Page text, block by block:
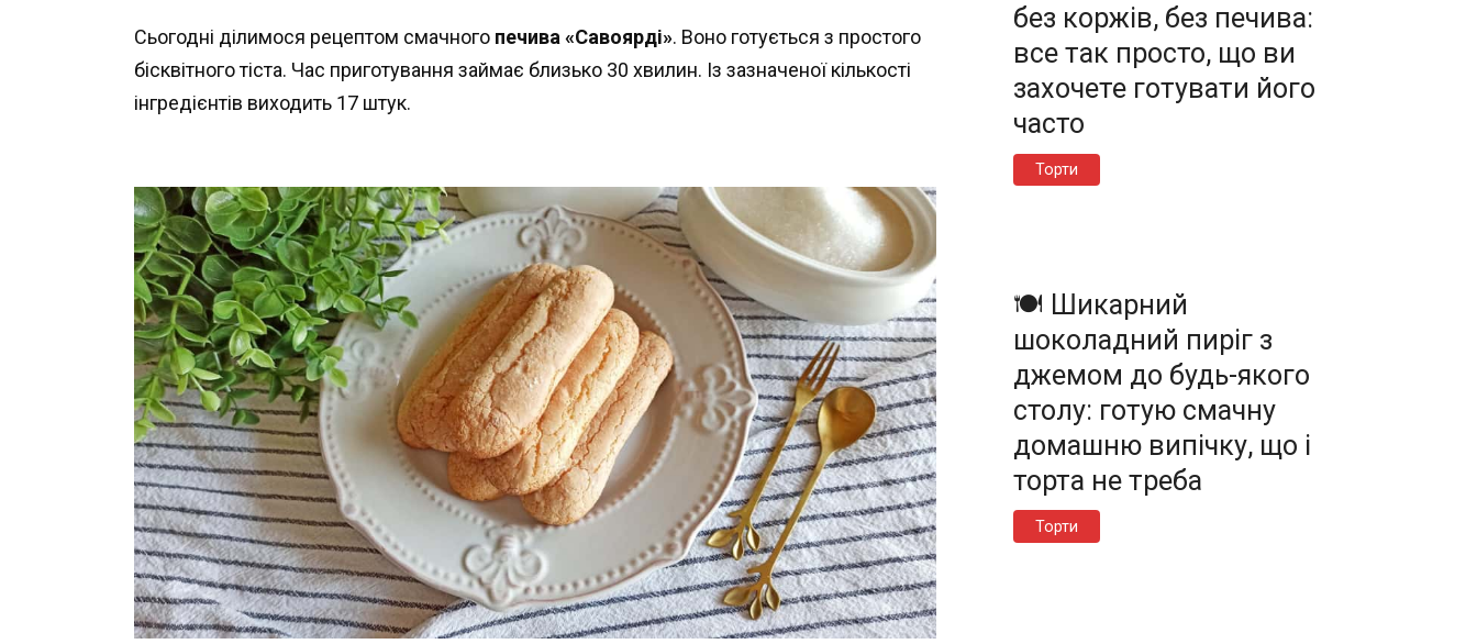
Сьогодні ділимося рецептом смачного печива «Савоярді». Воно готується з простого
бісквітного тіста. Час приготування займає близько 30 хвилин. Із зазначеної кількості
інгредієнтів виходить 17 штук.
без коржів, без печива:
все так просто, що ви
захочете готувати його
часто
Торти
🍽️ Шикарний
шоколадний пиріг з
джемом до будь-якого
столу: готую смачну
домашню випічку, що і
торта не треба
Торти